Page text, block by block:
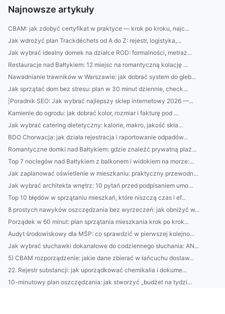
Najnowsze artykuły
CBAM: jak zdobyć certyfikat w praktyce — krok po kroku, najc...
Jak wdrożyć plan Trackdéchets od A do Z: rejestr, logistyka,...
Jak wybrać idealny domek na działce ROD: formalności, metraż...
Restauracje nad Bałtykiem: 12 miejsc na romantyczną kolację ...
Nawadnianie trawników w Warszawie: jak dobrać system do gleb...
Jak sprzątać dom bez stresu: plan w 30 minut dziennie, check...
|Poradnik SEO: Jak wybrać najlepszy sklep internetowy 2026 —...
Kamienie do ogrodu: jak dobrać kolor, rozmiar i fakturę pod ...
Jak wybrać catering dietetyczny: kalorie, makro, jakość skła...
BDO Chorwacja: jak działa rejestracja i raportowanie odpadów...
Romantyczne domki nad Bałtykiem: gdzie znaleźć prywatną plaż...
Top 7 noclegów nad Bałtykiem z balkonem i widokiem na morze:...
Jak zaplanować oświetlenie w mieszkaniu: praktyczny przewodn...
Jak wybrać architekta wnętrz: 10 pytań przed podpisaniem umo...
Top 10 błędów w sprzątaniu mieszkań, które niszczą czas i ef...
8 prostych nawyków oszczędzania bez wyrzeczeń: jak obniżyć w...
Porządek w 60 minut: plan sprzątania mieszkania krok po krok...
Audyt środowiskowy dla MŚP: co sprawdzić w pierwszej kolejno...
Jak wybrać słuchawki dokanałowe do codziennego słuchania: AN...
5) CBAM rozporządzenie: jakie dane zbierać w łańcuchu dostaw...
22. Rejestr substancji: jak uporządkować chemikalia i dokume...
10-minutowy plan oszczędzania: jak stworzyć „budżet na tydzi...